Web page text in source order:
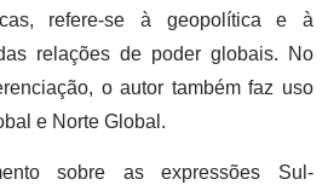
refere-se à geopolítica e à
relações de poder globais. No
o autor também faz uso
e Norte Global.
sobre as expressões Sul-